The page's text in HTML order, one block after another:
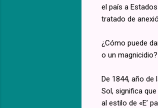
el país a
tratado de
¿Cómo puede
o un magnicidio?
De 1844, año de
Sol, significa
al estilo de «E’